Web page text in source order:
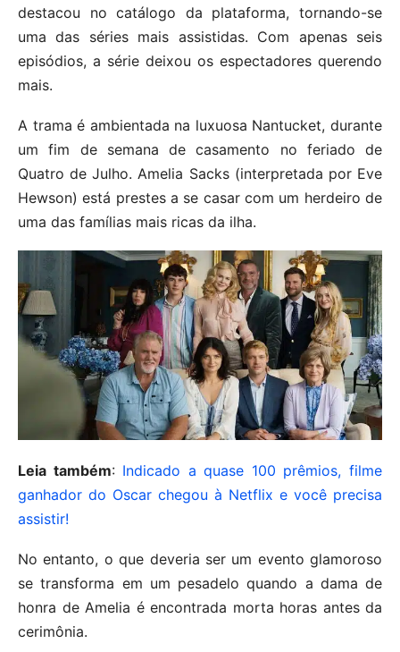
destacou no catálogo da plataforma, tornando-se
uma das séries mais assistidas. Com apenas seis
episódios, a série deixou os espectadores querendo
mais.
A trama é ambientada na luxuosa Nantucket, durante
um fim de semana de casamento no feriado de
Quatro de Julho. Amelia Sacks (interpretada por Eve
Hewson) está prestes a se casar com um herdeiro de
uma das famílias mais ricas da ilha.
Leia também: Indicado a quase 100 prêmios, filme
ganhador do Oscar chegou à Netflix e você precisa
assistir!
No entanto, o que deveria ser um evento glamoroso
se transforma em um pesadelo quando a dama de
honra de Amelia é encontrada morta horas antes da
cerimônia.